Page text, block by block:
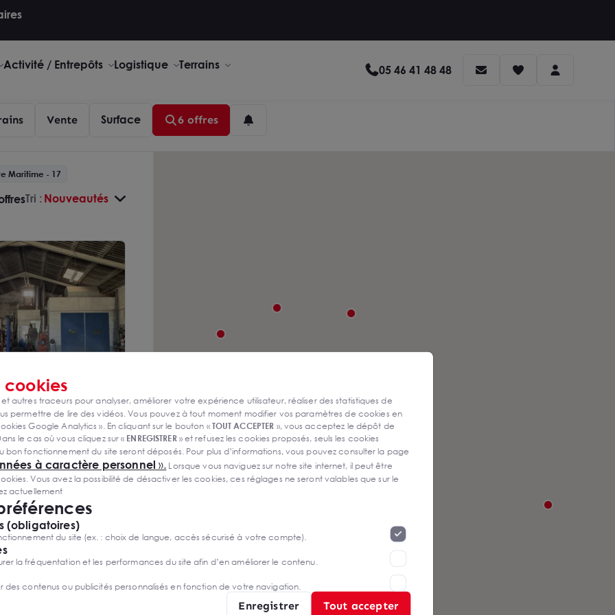
Activité / Entrepôts Logistique Terrains 05 46 41 48 48
Vente Surface 6 offres
Maritime - 17
Tri : Nouveautés
Lagord 1414 m²
HD
cookies
et autres traceurs pour analyser, améliorer votre expérience utilisateur, réaliser des statistiques de
permettre de lire des vidéos. Vous pouvez à tout moment modifier vos paramètres de cookies en
Google Analytics ». En cliquant sur le bouton «TOUT ACCEPTER », vous acceptez le dépôt de
le cas où vous cliquez sur « ENREGISTRER» et refusez les cookies proposés, seuls les cookies
bon fonctionnement du site seront déposés. Pour plus d’informations, vous pouvez consulter la page
à caractère personnel ». Lorsque vous naviguez sur notre site internet, il peut être
Vous avez la possibilité de désactiver les cookies, ces réglages ne seront valables que sur le
actuellement
(obligatoires)
du site (ex. : choix de langue, accès sécurisé à votre compte).
la fréquentation et les performances du site afin d’en améliorer le contenu.
des contenus ou publicités personnalisés en fonction de votre navigation.
Enregistrer Tout accepter